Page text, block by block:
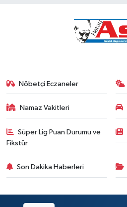
Nöbetçi Eczaneler
Namaz Vakitleri
Süper Lig Puan Durumu ve
Fikstür
Son Dakika Haberleri